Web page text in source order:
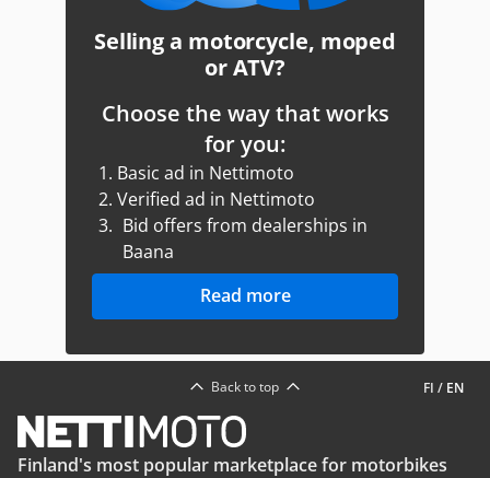
Selling a motorcycle, moped
or ATV?
Choose the way that works
for you:
1. Basic ad in Nettimoto
2. Verified ad in Nettimoto
3. Bid offers from dealerships in
Baana
Read more
FI / EN
Back to top
Finland's most popular marketplace for motorbikes